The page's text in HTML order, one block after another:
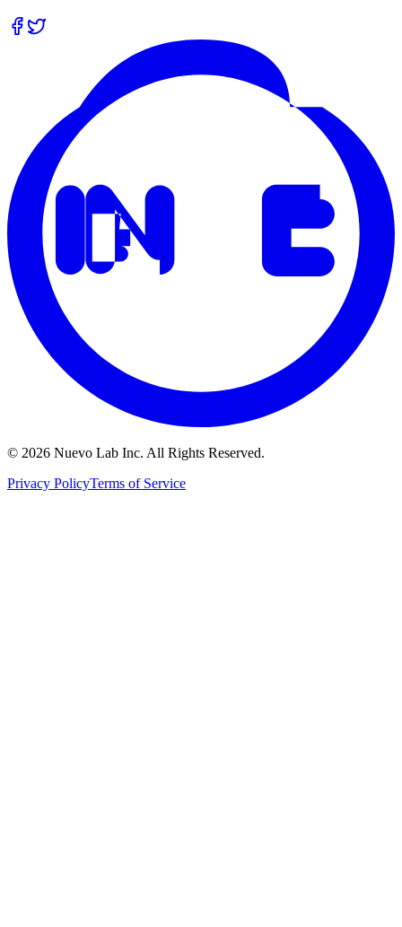
© 2026 Nuevo Lab Inc. All Rights Reserved.
Privacy PolicyTerms of Service